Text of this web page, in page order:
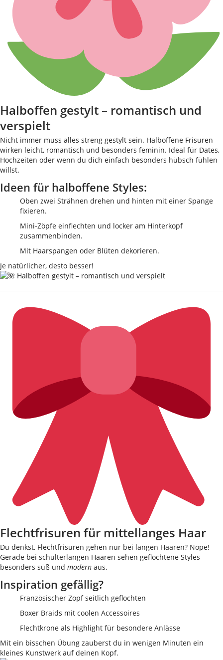
Halboffen gestylt – romantisch und
verspielt
Nicht immer muss alles streng gestylt sein. Halboffene Frisuren
wirken leicht, romantisch und besonders feminin. Ideal für Dates,
Hochzeiten oder wenn du dich einfach besonders hübsch fühlen
willst.
Ideen für halboffene Styles:
Oben zwei Strähnen drehen und hinten mit einer Spange
fixieren.
Mini-Zöpfe einflechten und locker am Hinterkopf
zusammenbinden.
Mit Haarspangen oder Blüten dekorieren.
Je natürlicher, desto besser!
Flechtfrisuren für mittellanges Haar
Du denkst, Flechtfrisuren gehen nur bei langen Haaren? Nope!
Gerade bei schulterlangen Haaren sehen geflochtene Styles
besonders süß und modern aus.
Inspiration gefällig?
Französischer Zopf seitlich geflochten
Boxer Braids mit coolen Accessoires
Flechtkrone als Highlight für besondere Anlässe
Mit ein bisschen Übung zauberst du in wenigen Minuten ein
kleines Kunstwerk auf deinen Kopf.